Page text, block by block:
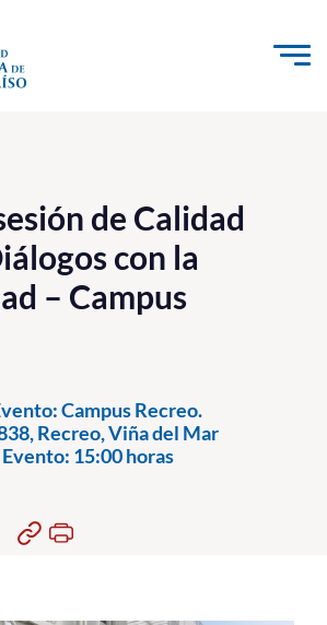
al contenido
e Innovación
Medio
de Calidad
con la
– Campus
Campus Recreo.
Recreo, Viña del Mar
15:00 horas